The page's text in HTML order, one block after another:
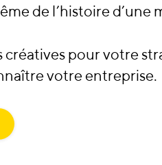
de l’histoire d’une
créatives pour votre
votre entreprise.